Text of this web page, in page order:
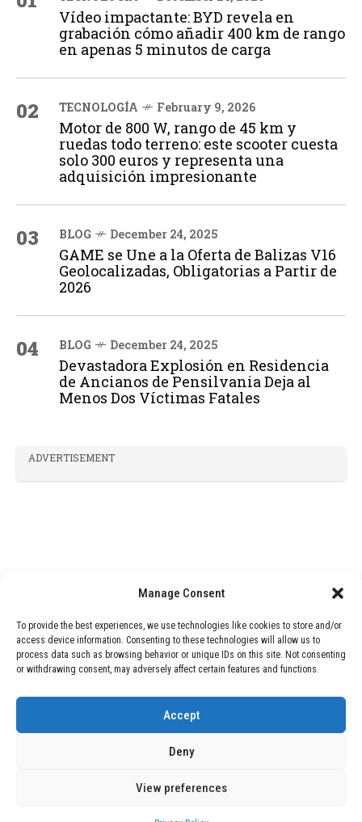
Manage Consent
To provide the best experiences, we use technologies like cookies to store and/or
access device information. Consenting to these technologies will allow us to
process data such as browsing behavior or unique IDs on this site. Not consenting
or withdrawing consent, may adversely affect certain features and functions.
Accept
Deny
View preferences
Vídeo impactante: BYD revela en
grabación cómo añadir 400 km de rango
en apenas 5 minutos de carga
02 TECNOLOGÍA February 9, 2026
Motor de 800 W, rango de 45 km y
ruedas todo terreno: este scooter cuesta
solo 300 euros y representa una
adquisición impresionante
03 BLOG December 24, 2025
GAME se Une a la Oferta de Balizas V16
Geolocalizadas, Obligatorias a Partir de
2026
04 BLOG December 24, 2025
Devastadora Explosión en Residencia
de Ancianos de Pensilvania Deja al
Menos Dos Víctimas Fatales
ADVERTISEMENT